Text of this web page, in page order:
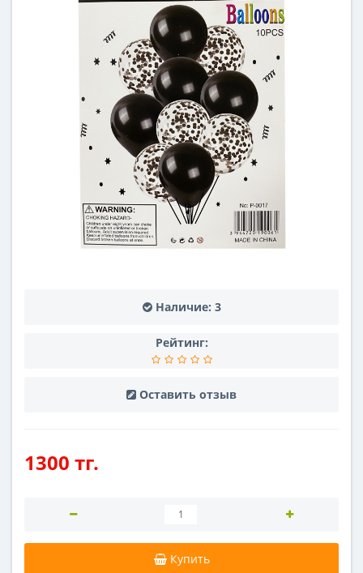
Наличие: 3
Рейтинг:
Оставить отзыв
1300 тг.
Купить